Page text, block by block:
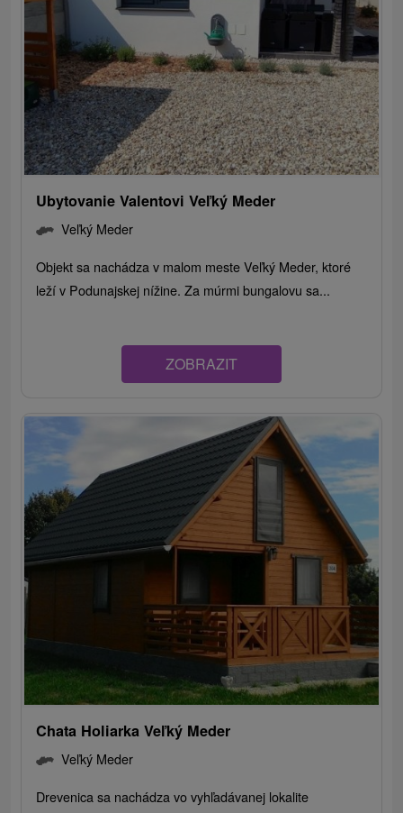
Ubytovanie Valentovi Veľký Meder
Veľký Meder
Objekt sa nachádza v malom meste Veľký Meder, ktoré
leží v Podunajskej nížine. Za múrmi bungalovu sa...
ZOBRAZIT
Chata Holiarka Veľký Meder
Veľký Meder
Drevenica sa nachádza vo vyhľadávanej lokalite